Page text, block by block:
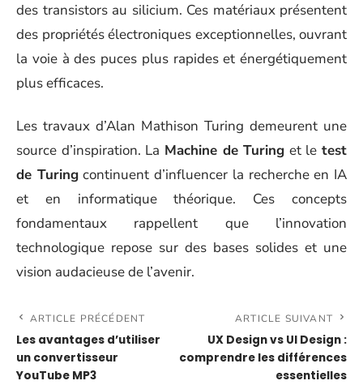
des transistors au silicium. Ces matériaux présentent
des propriétés électroniques exceptionnelles, ouvrant
la voie à des puces plus rapides et énergétiquement
plus efficaces.
Les travaux d’Alan Mathison Turing demeurent une
source d’inspiration. La Machine de Turing et le test
de Turingcontinuent d’influencer la recherche en IA
et en informatique théorique. Ces concepts
fondamentaux rappellent que l’innovation
technologique repose sur des bases solides et une
vision audacieuse de l’avenir.
ARTICLE PRÉCÉDENT
Les avantages d’utiliser
un convertisseur
YouTube MP3
ARTICLE SUIVANT
UX Design vs UI Design :
comprendre les différences
essentielles